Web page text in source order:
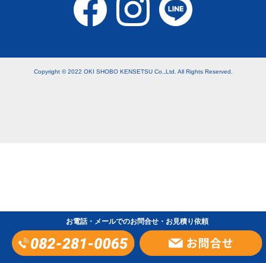
お電話・メールでのお問合せ・お見積り依頼
Copyright © 2022 OKI SHOBO KENSETSU Co.,Ltd. All Rights Reserved.